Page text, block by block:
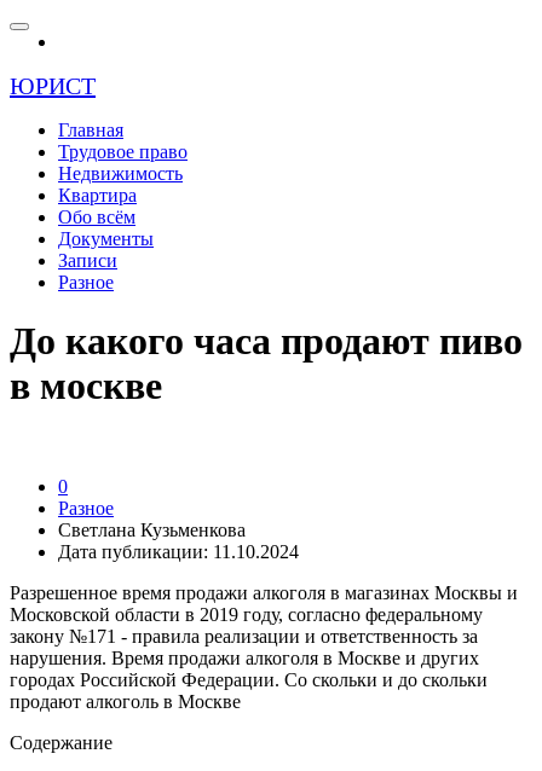
ЮРИСТ
Главная
Трудовое право
Недвижимость
Квартира
Обо всём
Документы
Записи
Разное
До какого часа продают пиво
в москве
0
Разное
Светлана Кузьменкова
Дата публикации: 11.10.2024
Разрешенное время продажи алкоголя в магазинах Москвы и
Московской области в 2019 году, согласно федеральному
закону №171 - правила реализации и ответственность за
нарушения. Время продажи алкоголя в Москве и других
городах Российской Федерации. Со скольки и до скольки
продают алкоголь в Москве
Содержание